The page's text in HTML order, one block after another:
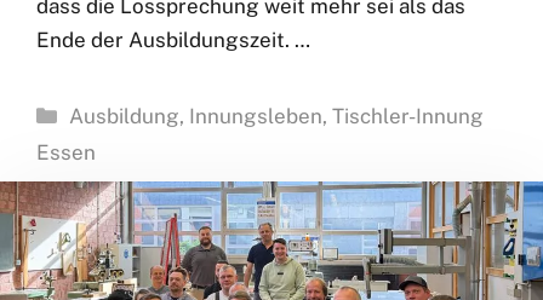
dass die Lossprechung weit mehr sei als das
Ende der Ausbildungszeit. …
Kategorien
Ausbildung, Innungsleben,Tischler-Innung
Essen